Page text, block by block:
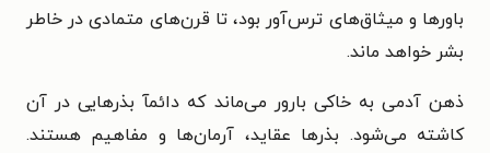
باورها و میثاق‌های ترس‌آور بود، تا قرن‌های متمادی در خاطر
بشر خواهد ماند.
ذهن آدمی به خاکی بارور می‌ماند که دائمآ بذرهایی در آن
کاشته می‌شود. بذرها عقاید، آرمان‌ها و مفاهیم هستند.